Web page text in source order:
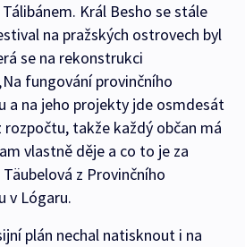
Král Besho se stále
na pražských ostrovech byl
se na rekonstrukci
fungování provinčního
a na jeho projekty jde osmdesát
takže každý občan má
vlastně děje a co to je za
z Provinčního
v Lógaru.
plán nechal natisknout i na